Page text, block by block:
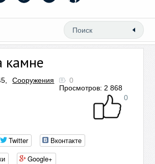
камне
Сооружения
0
Просмотров: 2 868
0
Twitter
Вконтакте
Google+